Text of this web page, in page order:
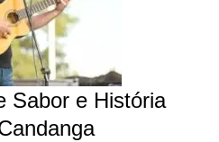
Sabor e História